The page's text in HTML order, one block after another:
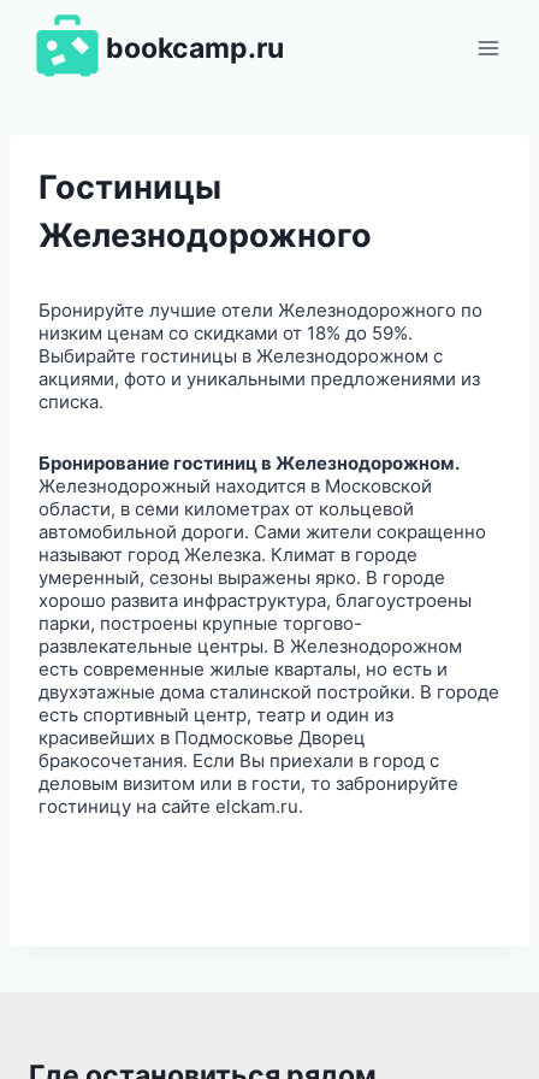
Перейти
содержимомуbookcamp.ru
Гостиницы
Железнодорожного
Бронируйте лучшие отели Железнодорожного по
низким ценам со скидками от 18% до 59%.
Выбирайте гостиницы в Железнодорожном с
акциями, фото и уникальными предложениями из
списка.
Бронирование гостиниц в Железнодорожном.
Железнодорожный находится в Московской
области, в семи километрах от кольцевой
автомобильной дороги. Сами жители сокращенно
называют город Железка. Климат в городе
умеренный, сезоны выражены ярко. В городе
хорошо развита инфраструктура, благоустроены
парки, построены крупные торгово-
развлекательные центры. В Железнодорожном
есть современные жилые кварталы, но есть и
двухэтажные дома сталинской постройки. В городе
есть спортивный центр, театр и один из
красивейших в Подмосковье Дворец
бракосочетания. Если Вы приехали в город с
деловым визитом или в гости, то забронируйте
гостиницу на сайте elckam.ru.